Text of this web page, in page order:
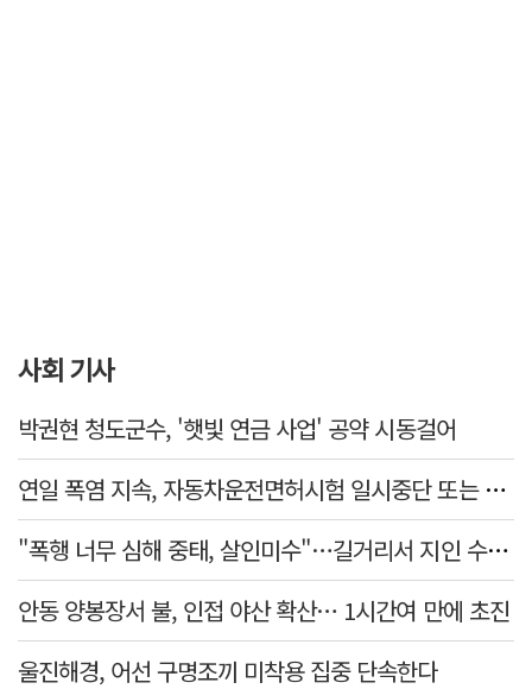
사회 기사
박권현 청도군수, '햇빛 연금 사업' 공약 시동걸어
연일 폭염 지속, 자동차운전면허시험 일시중단 또는 축소 운영
"폭행 너무 심해 중태, 살인미수"…길거리서 지인 수십회 때린 50대 '긴급체포'
안동 양봉장서 불, 인접 야산 확산… 1시간여 만에 초진
울진해경, 어선 구명조끼 미착용 집중 단속한다